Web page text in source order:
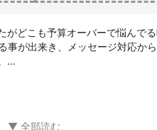
がどこも予算オーバーで悩んで
事が出来き、メッセージ対応か
みません💦